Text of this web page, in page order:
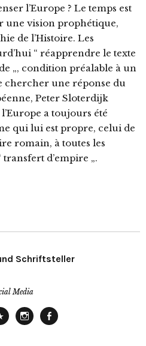
l’Europe ? Le temps est
une vision prophétique,
de l’Histoire. Les
“ réapprendre le texte
„, condition préalable à un
chercher une réponse du
Peter Sloterdijk
a toujours été
qui lui est propre, celui de
romain, à toutes les
d’empire „.
Schriftsteller
Media